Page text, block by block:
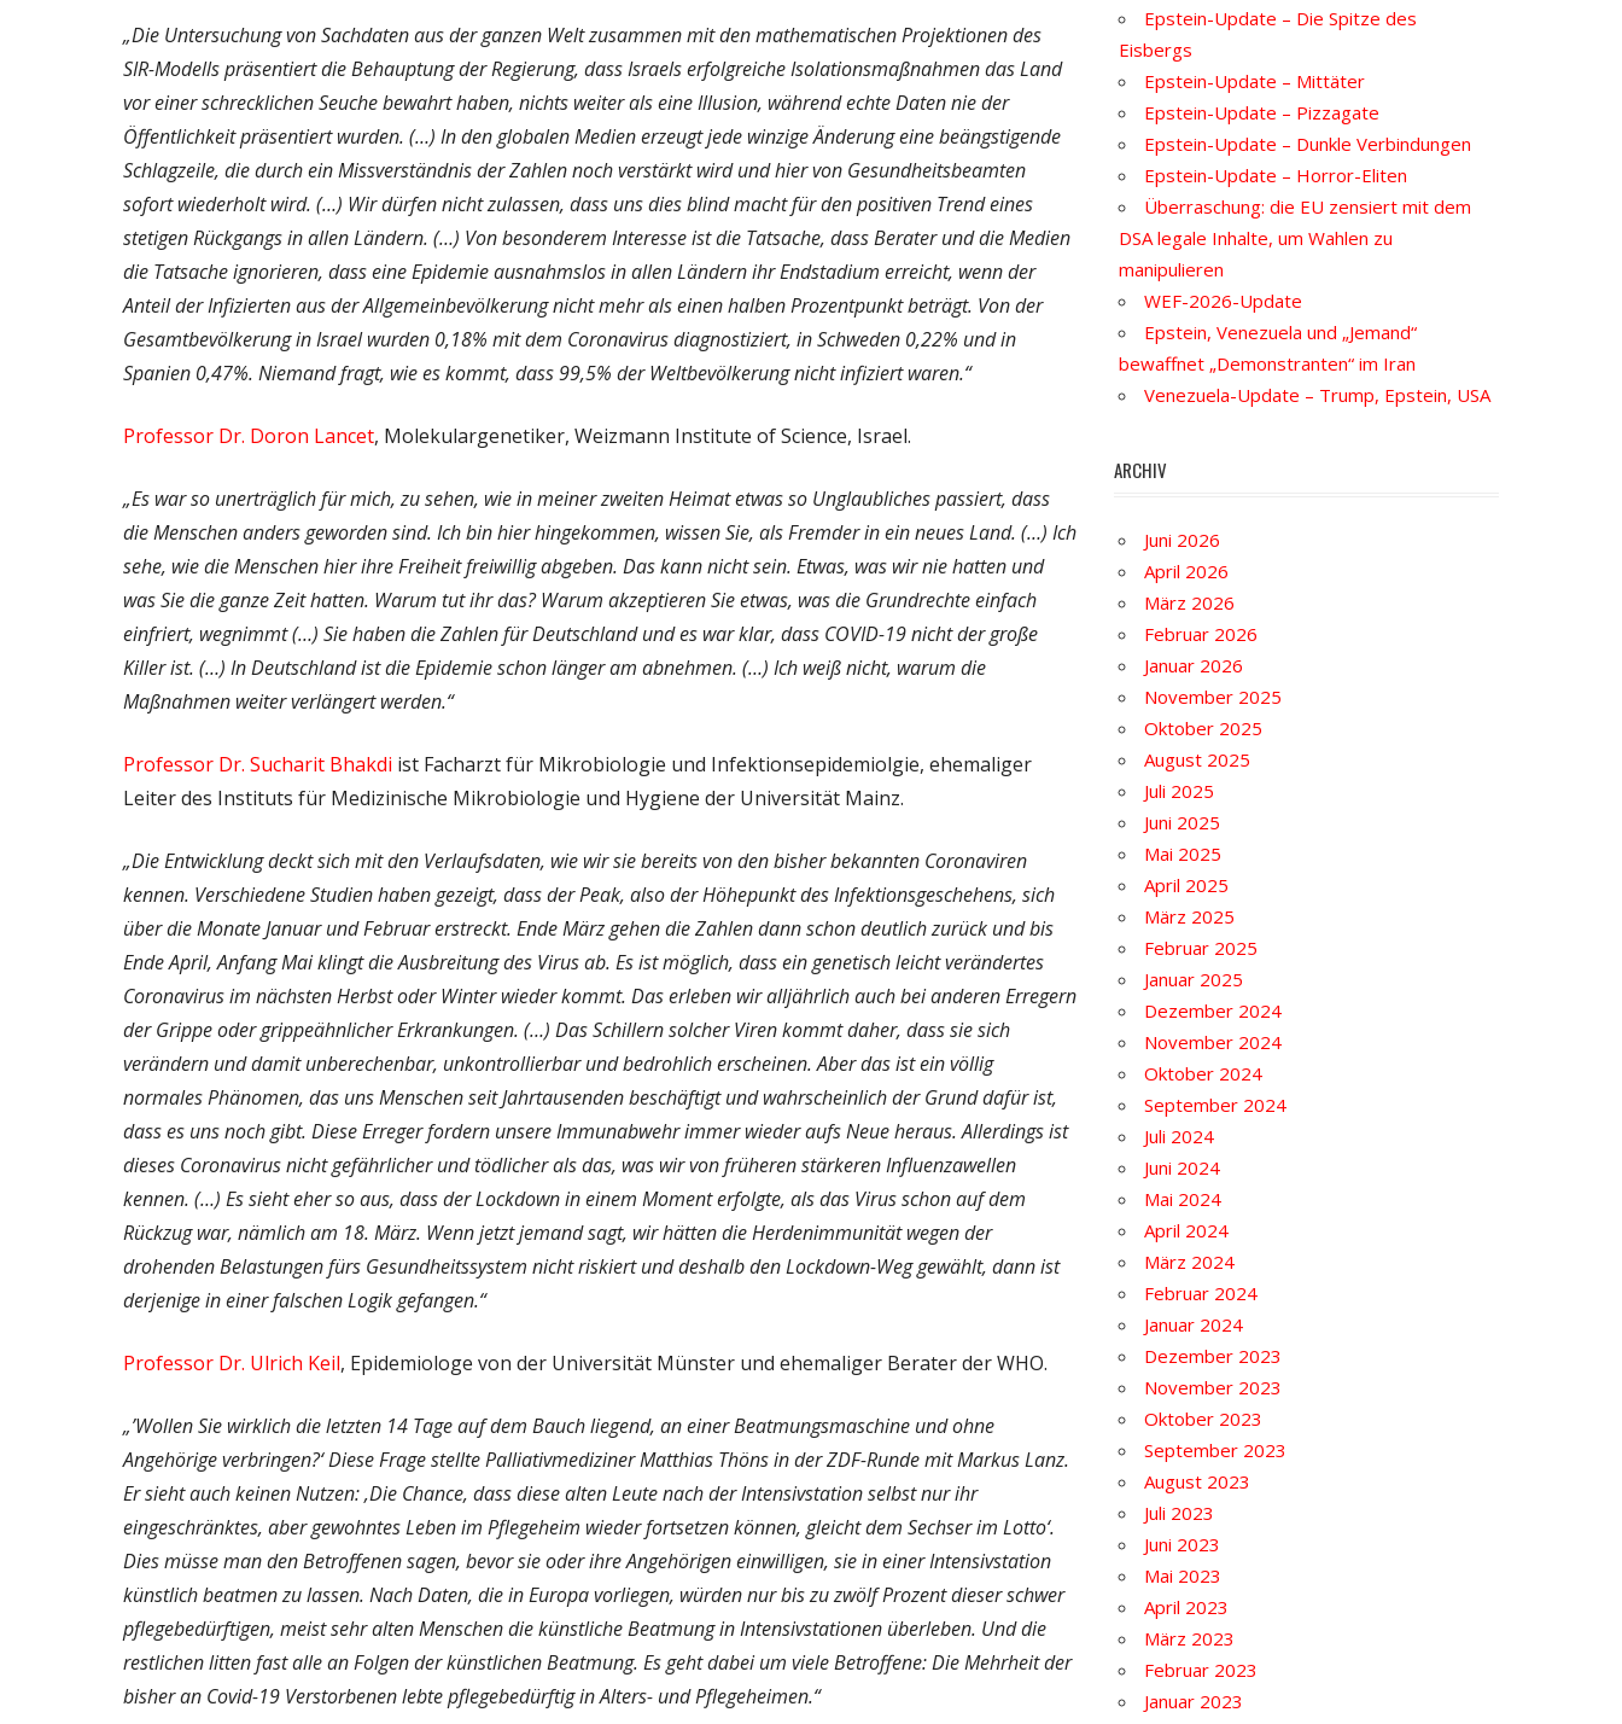
„Die Untersuchung von Sachdaten aus der ganzen Welt zusammen mit den mathematischen Projektionen des
SIR-Modells präsentiert die Behauptung der Regierung, dass Israels erfolgreiche Isolationsmaßnahmen das Land
vor einer schrecklichen Seuche bewahrt haben, nichts weiter als eine Illusion, während echte Daten nie der
Öffentlichkeit präsentiert wurden. (…) In den globalen Medien erzeugt jede winzige Änderung eine beängstigende
Schlagzeile, die durch ein Missverständnis der Zahlen noch verstärkt wird und hier von Gesundheitsbeamten
sofort wiederholt wird. (…) Wir dürfen nicht zulassen, dass uns dies blind macht für den positiven Trend eines
stetigen Rückgangs in allen Ländern. (…) Von besonderem Interesse ist die Tatsache, dass Berater und die Medien
die Tatsache ignorieren, dass eine Epidemie ausnahmslos in allen Ländern ihr Endstadium erreicht, wenn der
Anteil der Infizierten aus der Allgemeinbevölkerung nicht mehr als einen halben Prozentpunkt beträgt. Von der
Gesamtbevölkerung in Israel wurden 0,18% mit dem Coronavirus diagnostiziert, in Schweden 0,22% und in
Spanien 0,47%. Niemand fragt, wie es kommt, dass 99,5% der Weltbevölkerung nicht infiziert waren.“
Professor Dr. Doron Lancet, Molekulargenetiker, Weizmann Institute of Science, Israel.
„Es war so unerträglich für mich, zu sehen, wie in meiner zweiten Heimat etwas so Unglaubliches passiert, dass
die Menschen anders geworden sind. Ich bin hier hingekommen, wissen Sie, als Fremder in ein neues Land. (…) Ich
sehe, wie die Menschen hier ihre Freiheit freiwillig abgeben. Das kann nicht sein. Etwas, was wir nie hatten und
was Sie die ganze Zeit hatten. Warum tut ihr das? Warum akzeptieren Sie etwas, was die Grundrechte einfach
einfriert, wegnimmt (…) Sie haben die Zahlen für Deutschland und es war klar, dass COVID-19 nicht der große
Killer ist. (…) In Deutschland ist die Epidemie schon länger am abnehmen. (…) Ich weiß nicht, warum die
Maßnahmen weiter verlängert werden.“
Professor Dr. Sucharit Bhakdi ist Facharzt für Mikrobiologie und Infektionsepidemiolgie, ehemaliger
Leiter des Instituts für Medizinische Mikrobiologie und Hygiene der Universität Mainz.
„Die Entwicklung deckt sich mit den Verlaufsdaten, wie wir sie bereits von den bisher bekannten Coronaviren
kennen. Verschiedene Studien haben gezeigt, dass der Peak, also der Höhepunkt des Infektionsgeschehens, sich
über die Monate Januar und Februar erstreckt. Ende März gehen die Zahlen dann schon deutlich zurück und bis
Ende April, Anfang Mai klingt die Ausbreitung des Virus ab. Es ist möglich, dass ein genetisch leicht verändertes
Coronavirus im nächsten Herbst oder Winter wieder kommt. Das erleben wir alljährlich auch bei anderen Erregern
der Grippe oder grippeähnlicher Erkrankungen. (…) Das Schillern solcher Viren kommt daher, dass sie sich
verändern und damit unberechenbar, unkontrollierbar und bedrohlich erscheinen. Aber das ist ein völlig
normales Phänomen, das uns Menschen seit Jahrtausenden beschäftigt und wahrscheinlich der Grund dafür ist,
dass es uns noch gibt. Diese Erreger fordern unsere Immunabwehr immer wieder aufs Neue heraus. Allerdings ist
dieses Coronavirus nicht gefährlicher und tödlicher als das, was wir von früheren stärkeren Influenzawellen
kennen. (…) Es sieht eher so aus, dass der Lockdown in einem Moment erfolgte, als das Virus schon auf dem
Rückzug war, nämlich am 18. März. Wenn jetzt jemand sagt, wir hätten die Herdenimmunität wegen der
drohenden Belastungen fürs Gesundheitssystem nicht riskiert und deshalb den Lockdown-Weg gewählt, dann ist
derjenige in einer falschen Logik gefangen.“
Professor Dr. Ulrich Keil, Epidemiologe von der Universität Münster und ehemaliger Berater der WHO.
„’Wollen Sie wirklich die letzten 14 Tage auf dem Bauch liegend, an einer Beatmungsmaschine und ohne
Angehörige verbringen?‘ Diese Frage stellte Palliativmediziner Matthias Thöns in der ZDF-Runde mit Markus Lanz.
Er sieht auch keinen Nutzen: ‚Die Chance, dass diese alten Leute nach der Intensivstation selbst nur ihr
eingeschränktes, aber gewohntes Leben im Pflegeheim wieder fortsetzen können, gleicht dem Sechser im Lotto‘.
Dies müsse man den Betroffenen sagen, bevor sie oder ihre Angehörigen einwilligen, sie in einer Intensivstation
künstlich beatmen zu lassen. Nach Daten, die in Europa vorliegen, würden nur bis zu zwölf Prozent dieser schwer
pflegebedürftigen, meist sehr alten Menschen die künstliche Beatmung in Intensivstationen überleben. Und die
restlichen litten fast alle an Folgen der künstlichen Beatmung. Es geht dabei um viele Betroffene: Die Mehrheit der
bisher an Covid-19 Verstorbenen lebte pflegebedürftig in Alters- und Pflegeheimen.“
Epstein-Update – Die Spitze des
Eisbergs
Epstein-Update – Mittäter
Epstein-Update – Pizzagate
Epstein-Update – Dunkle Verbindungen
Epstein-Update – Horror-Eliten
Überraschung: die EU zensiert mit dem
DSA legale Inhalte, um Wahlen zu
manipulieren
WEF-2026-Update
Epstein, Venezuela und „Jemand“
bewaffnet „Demonstranten“ im Iran
Venezuela-Update – Trump, Epstein, USA
ARCHIV
Juni 2026
April 2026
März 2026
Februar 2026
Januar 2026
November 2025
Oktober 2025
August 2025
Juli 2025
Juni 2025
Mai 2025
April 2025
März 2025
Februar 2025
Januar 2025
Dezember 2024
November 2024
Oktober 2024
September 2024
Juli 2024
Juni 2024
Mai 2024
April 2024
März 2024
Februar 2024
Januar 2024
Dezember 2023
November 2023
Oktober 2023
September 2023
August 2023
Juli 2023
Juni 2023
Mai 2023
April 2023
März 2023
Februar 2023
Januar 2023